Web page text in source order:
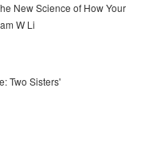
New Science of How Your
W Li
Two Sisters'